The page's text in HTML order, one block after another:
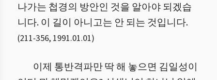
나가는 첩경의 방안인 것을 알아야 되겠습
니다. 이 길이 아니고는 안 되는 것입니다.
(211-356, 1991.01.01)
이제 통반격파만 딱 해 놓으면 김일성이